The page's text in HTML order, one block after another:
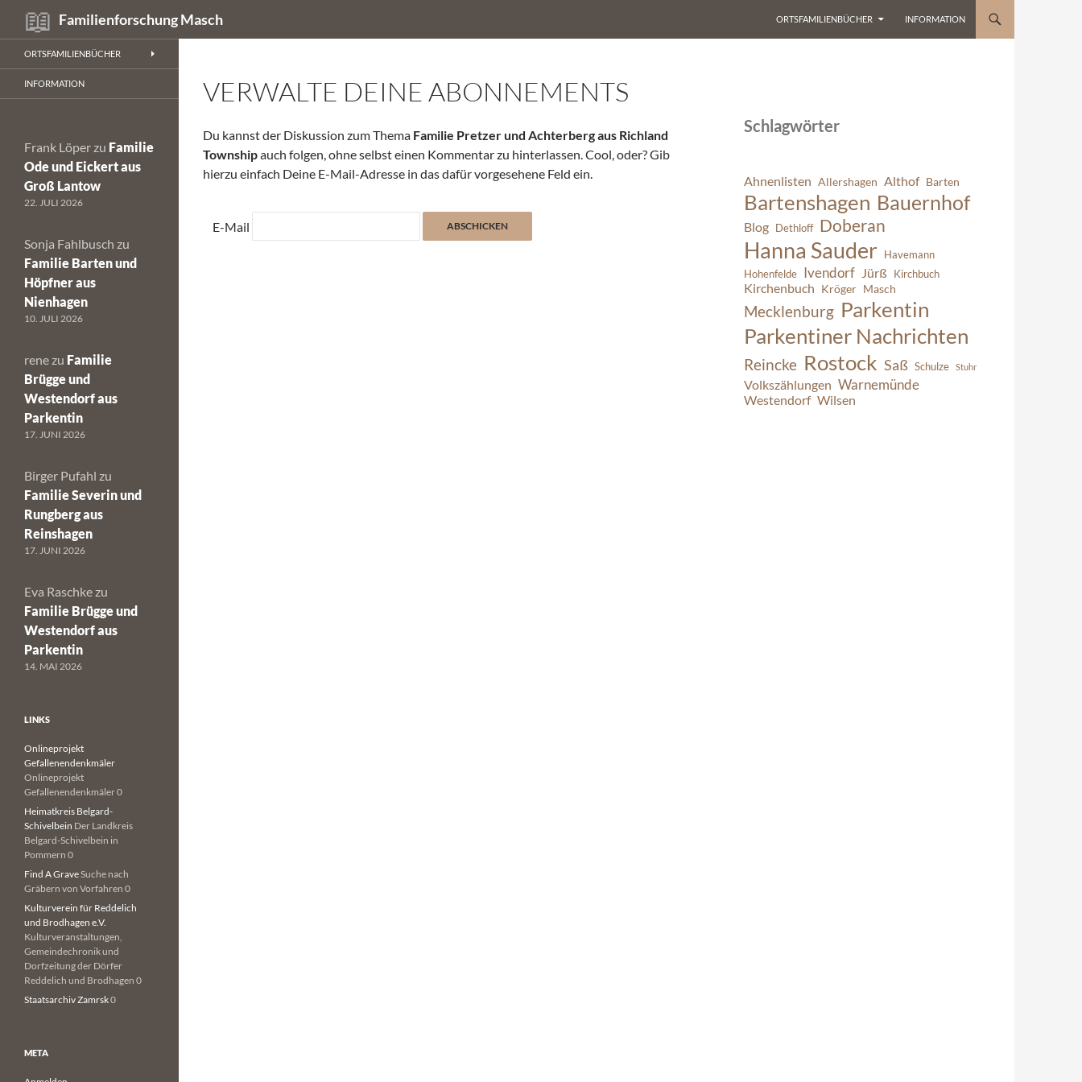
Inhalt
springen
Familienforschung Masch
Suchen
ORTSFAMILIENBÜCHER INFORMATION
VERWALTE DEINE ABONNEMENTS
Du kannst der Diskussion zum Thema Familie Pretzer und Achterberg aus Richland
Townshipauch folgen, ohne selbst einen Kommentar zu hinterlassen. Cool, oder? Gib
hierzu einfach Deine E-Mail-Adresse in das dafür vorgesehene Feld ein.
E-Mail
Schlagwörter
Ahnenlisten Allershagen Althof Barten
Bartenshagen Bauernhof
Blog Dethloff Doberan
Hanna Sauder
Havemann
Hohenfelde Ivendorf Jürß Kirchbuch
Kirchenbuch Kröger Masch
Mecklenburg Parkentin
Parkentiner Nachrichten
Reincke Rostock Saß Schulze Stuhr
Volkszählungen Warnemünde
Westendorf Wilsen
ORTSFAMILIENBÜCHER
INFORMATION
Frank Löper zu Familie
Ode und Eickert aus
Groß Lantow
22. JULI 2026
Sonja Fahlbusch zu
Familie Barten und
Höpfner aus
Nienhagen
10. JULI 2026
rene zu Familie
Brügge und
Westendorf aus
Parkentin
17. JUNI 2026
Birger Pufahl zu
Familie Severin und
Rungberg aus
Reinshagen
17. JUNI 2026
Eva Raschke zu
Familie Brügge und
Westendorf aus
Parkentin
14. MAI 2026
LINKS
Onlineprojekt
Gefallenendenkmäler
Onlineprojekt
Gefallenendenkmäler 0
Heimatkreis Belgard-
Schivelbein Der Landkreis
Belgard-Schivelbein in
Pommern 0
Find A GraveSuche nach
Gräbern von Vorfahren 0
Kulturverein für Reddelich
und Brodhagen e.V.
Kulturveranstaltungen,
Gemeindechronik und
Dorfzeitung der Dörfer
Reddelich und Brodhagen 0
Staatsarchiv Zamrsk0
META